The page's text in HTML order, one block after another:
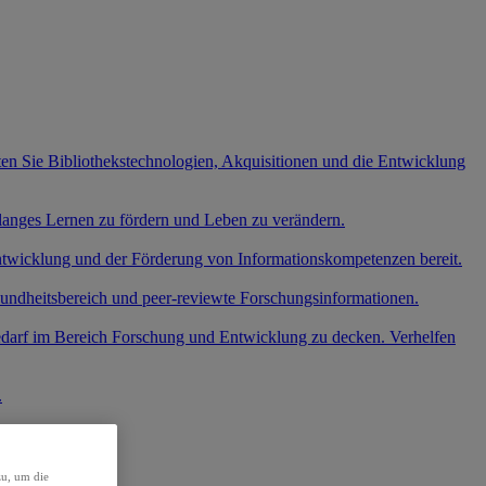
Sie Bibliothekstechnologien, Akquisitionen und die Entwicklung
Lernen zu fördern und Leben zu verändern.
und der Förderung von Informationskompetenzen bereit.
und peer-reviewte Forschungsinformationen.
im Bereich Forschung und Entwicklung zu decken. Verhelfen
um die